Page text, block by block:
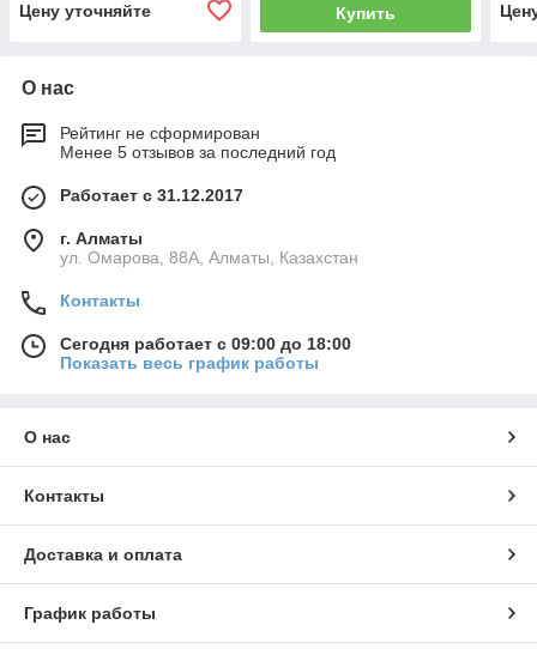
Цену уточняйте Купить
О нас
Рейтинг не сформирован
Менее 5 отзывов за последний год
Работает с 31.12.2017
г. Алматы
ул. Омарова, 88А, Алматы, Казахстан
Контакты
Сегодня работает с 09:00 до 18:00
Показать весь график работы
О нас
Контакты
Доставка и оплата
График работы